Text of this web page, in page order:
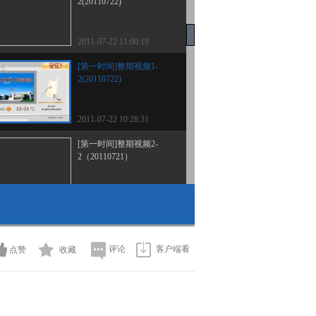
2011-07-22 11:00:19
[第一时间]整期视频1-
2(20110722)
2011-07-22 10:28:31
[第一时间]整期视频2-
2（20110721）
2011-07-21 09:33:57
点赞 收藏 评论 客户端看